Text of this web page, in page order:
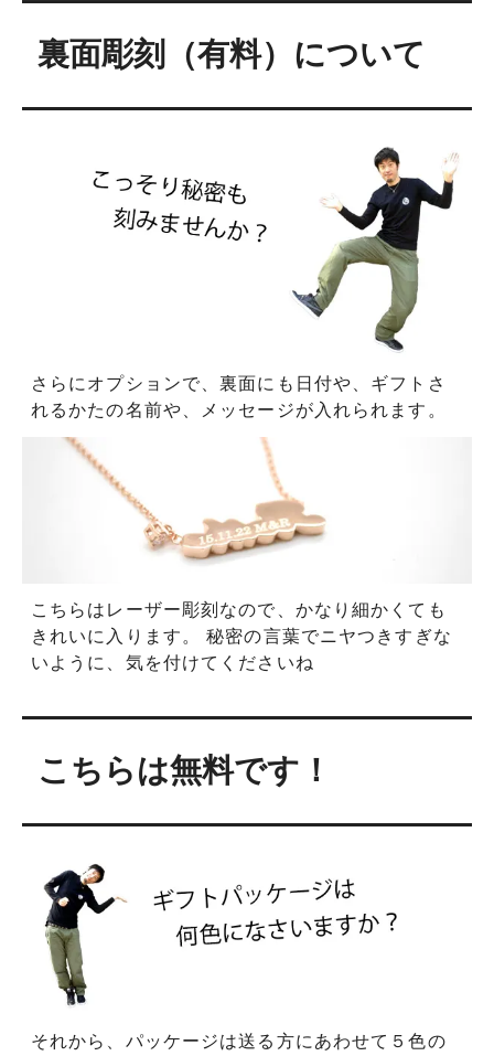
裏面彫刻（有料）について
さらにオプションで、裏面にも日付や、ギフトさ
れるかたの名前や、メッセージが入れられます。
こちらはレーザー彫刻なので、かなり細かくても
きれいに入ります。 秘密の言葉でニヤつきすぎな
いように、気を付けてくださいね
こちらは無料です！
それから、パッケージは送る方にあわせて５色の